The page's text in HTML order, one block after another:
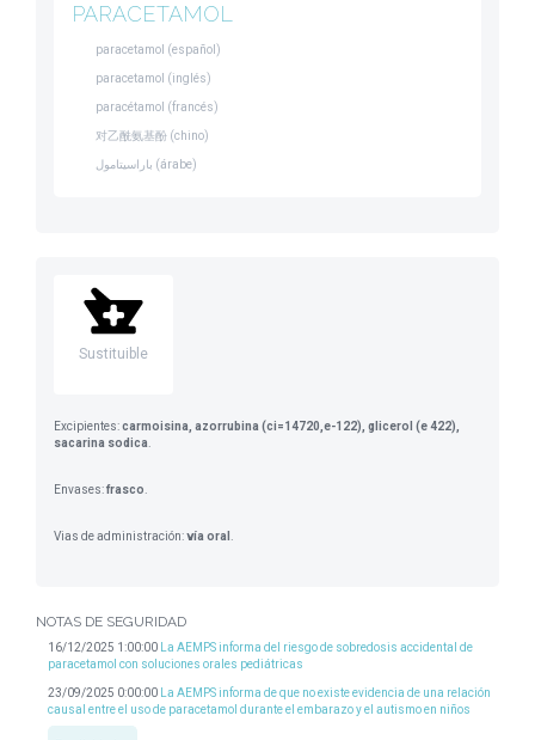
PARACETAMOL
paracetamol (español)
paracetamol (inglés)
paracétamol (francés)
对乙酰氨基酚 (chino)
باراسيتامول (árabe)
Sustituible
Excipientes:carmoisina, azorrubina (ci=14720,e-122), glicerol (e 422),
sacarina sodica
Envases:frasco
Vias de administración:vía oral
NOTAS DE SEGURIDAD
16/12/2025 1:00:00
La AEMPS informa del riesgo de sobredosis accidental de
paracetamol con soluciones orales pediátricas
23/09/2025 0:00:00
La AEMPS informa de que no existe evidencia de una relación
causal entre el uso de paracetamol durante el embarazo y el autismo en niños